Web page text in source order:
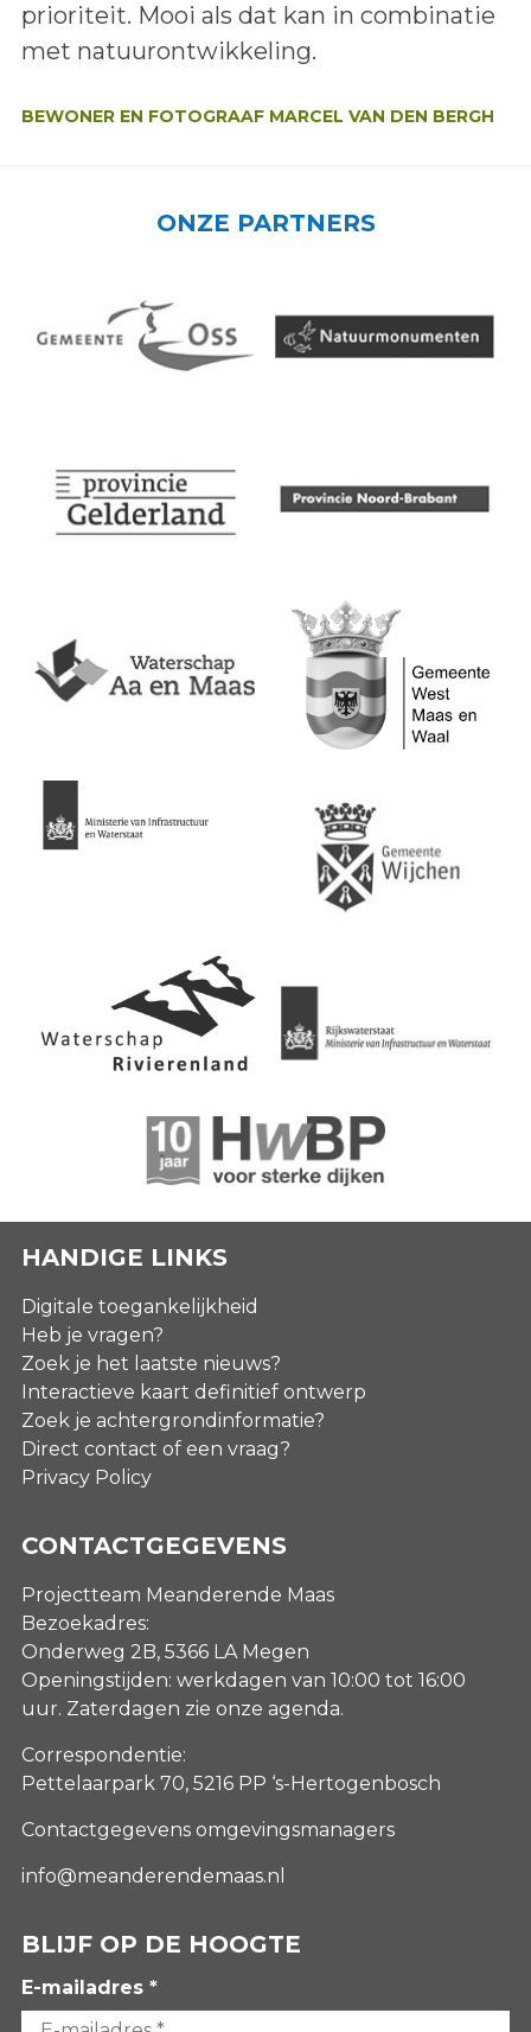
prioriteit. Mooi als dat kan in combinatie
met natuurontwikkeling.
BEWONER EN FOTOGRAAF MARCEL VAN DEN BERGH
ONZE PARTNERS
HANDIGE LINKS
Digitale toegankelijkheid
Heb je vragen?
Zoek je het laatste nieuws?
Interactieve kaart definitief ontwerp
Zoek je achtergrondinformatie?
Direct contact of een vraag?
Privacy Policy
CONTACTGEGEVENS
Projectteam Meanderende Maas
Bezoekadres:
Onderweg 2B, 5366 LA Megen
Openingstijden: werkdagen van 10:00 tot 16:00
uur. Zaterdagen zie onze agenda.
Correspondentie:
Pettelaarpark 70, 5216 PP ‘s-Hertogenbosch
Contactgegevens omgevingsmanagers
info@meanderendemaas.nl
BLIJF OP DE HOOGTE
E-mailadres *